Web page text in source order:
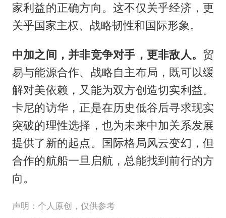
家利益的正确方向。这不仅关乎经济，更
关乎国家主权、战略韧性和国际形象。
中加之间，并非竞争对手，更非敌人。 贸
易与能源合作、战略自主布局，既可以缓
解对美依赖，又能为双方创造切实利益。
卡尼的访华，正是在历史低谷后寻求现实
突破的理性选择，也为未来中加关系发展
提供了新的起点。国际格局风云变幻，但
合作的航船一旦启航，总能找到前行的方
向。
声明：个人原创，仅供参考